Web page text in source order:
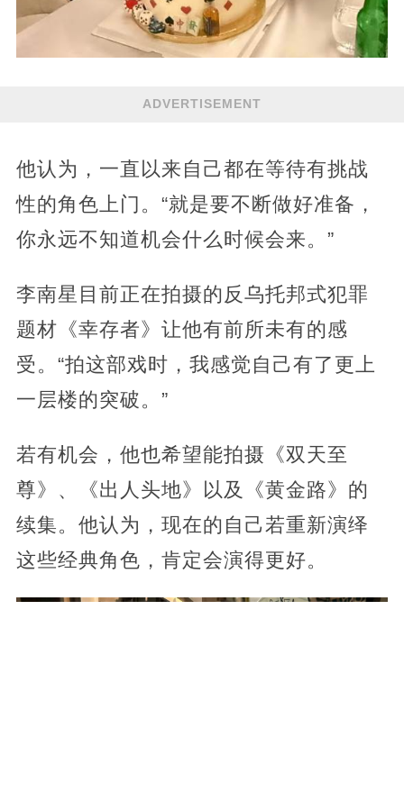
ADVERTISEMENT
他认为，一直以来自己都在等待有挑战
性的角色上门。“就是要不断做好准备，
你永远不知道机会什么时候会来。”
李南星目前正在拍摄的反乌托邦式犯罪
题材《幸存者》让他有前所未有的感
受。“拍这部戏时，我感觉自己有了更上
一层楼的突破。”
若有机会，他也希望能拍摄《双天至
尊》、《出人头地》以及《黄金路》的
续集。他认为，现在的自己若重新演绎
这些经典角色，肯定会演得更好。